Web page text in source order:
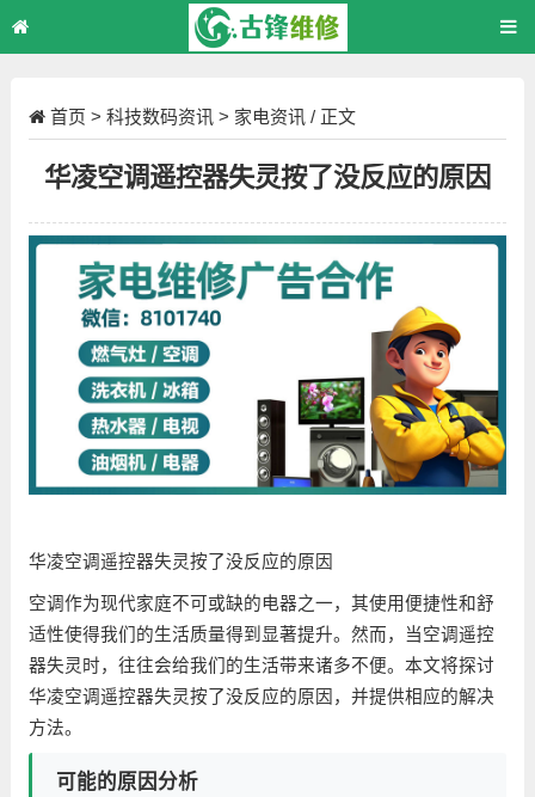
首页 > 科技数码资讯 > 家电资讯 / 正文
华凌空调遥控器失灵按了没反应的原因
华凌空调遥控器失灵按了没反应的原因
空调作为现代家庭不可或缺的电器之一，其使用便捷性和舒
适性使得我们的生活质量得到显著提升。然而，当空调遥控
器失灵时，往往会给我们的生活带来诸多不便。本文将探讨
华凌空调遥控器失灵按了没反应的原因，并提供相应的解决
方法。
可能的原因分析